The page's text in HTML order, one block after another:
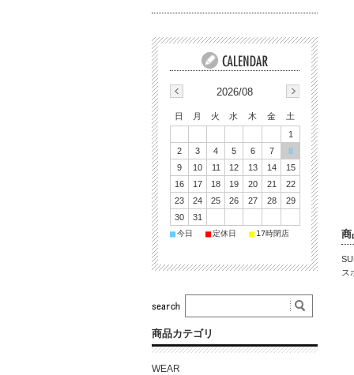
商
ス
2026/08
日 月 火 水 木 金
土
1
2
3 4 5 6 7
8
9
10 11 12 13 14
15
16
17 18 19 20 21
22
23
24 25 26 27 28
29
30
31
■今日 ■定休日 ■ 17時閉店
商品カテゴリ
WEAR